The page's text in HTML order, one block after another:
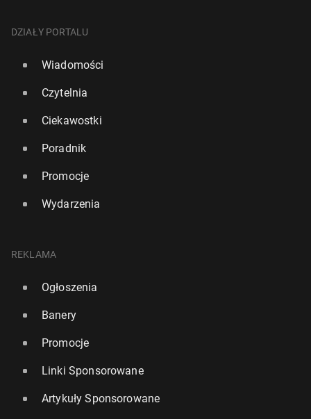
DZIAŁY PORTALU
Wiadomości
Czytelnia
Ciekawostki
Poradnik
Promocje
Wydarzenia
REKLAMA
Ogłoszenia
Banery
Promocje
Linki Sponsorowane
Artykuły Sponsorowane